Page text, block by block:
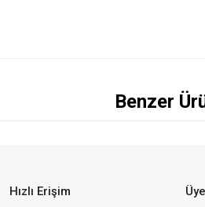
Benzer
Hızlı Erişim Üye